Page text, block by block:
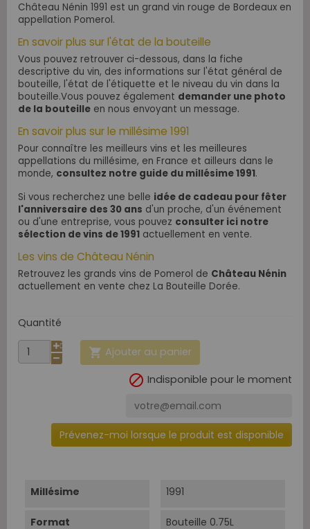
Château Nénin 1991 est un grand vin rouge de Bordeaux en
appellation Pomerol.
En savoir plus sur l'état de la bouteille
Vous pouvez retrouver ci-dessous, dans la fiche
descriptive du vin, des informations sur l'état général de
bouteille, l'état de l'étiquette et le niveau du vin dans la
bouteille.Vous pouvez également demander une photo
de la bouteille en nous envoyant un message.
En savoir plus sur le millésime 1991
Pour connaître les meilleurs vins et les meilleures
appellations du millésime, en France et ailleurs dans le
monde, consultez notre guide du millésime 1991.
Si vous recherchez une belle idée de cadeau pour fêter
l'anniversaire des 30 ans d'un proche, d'un événement
ou d'une entreprise, vous pouvez consulter ici notre
sélection de vins de 1991 actuellement en vente.
Les vins de Château Nénin
Retrouvez les grands vins de Pomerol de Château Nénin
actuellement en vente chez La Bouteille Dorée.
Quantité
 Ajouter au panier
 Indisponible pour le moment
Prévenez-moi lorsque le produit est disponible
Millésime 1991
Format Bouteille 0.75L